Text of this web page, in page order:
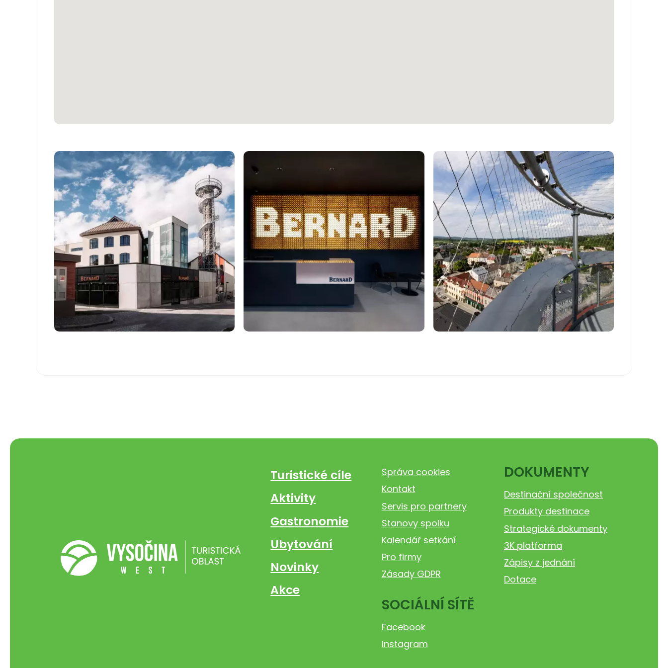
Turistické cíle
Aktivity
Gastronomie
Ubytování
Novinky
Akce
Správa cookies
Kontakt
Servis pro partnery
Stanovy spolku
Kalendář setkání
Pro firmy
Zásady GDPR
SOCIÁLNÍ SÍTĚ
Facebook
Instagram
DOKUMENTY
Destinační společnost
Produkty destinace
Strategické dokumenty
3K platforma
Zápisy z jednání
Dotace